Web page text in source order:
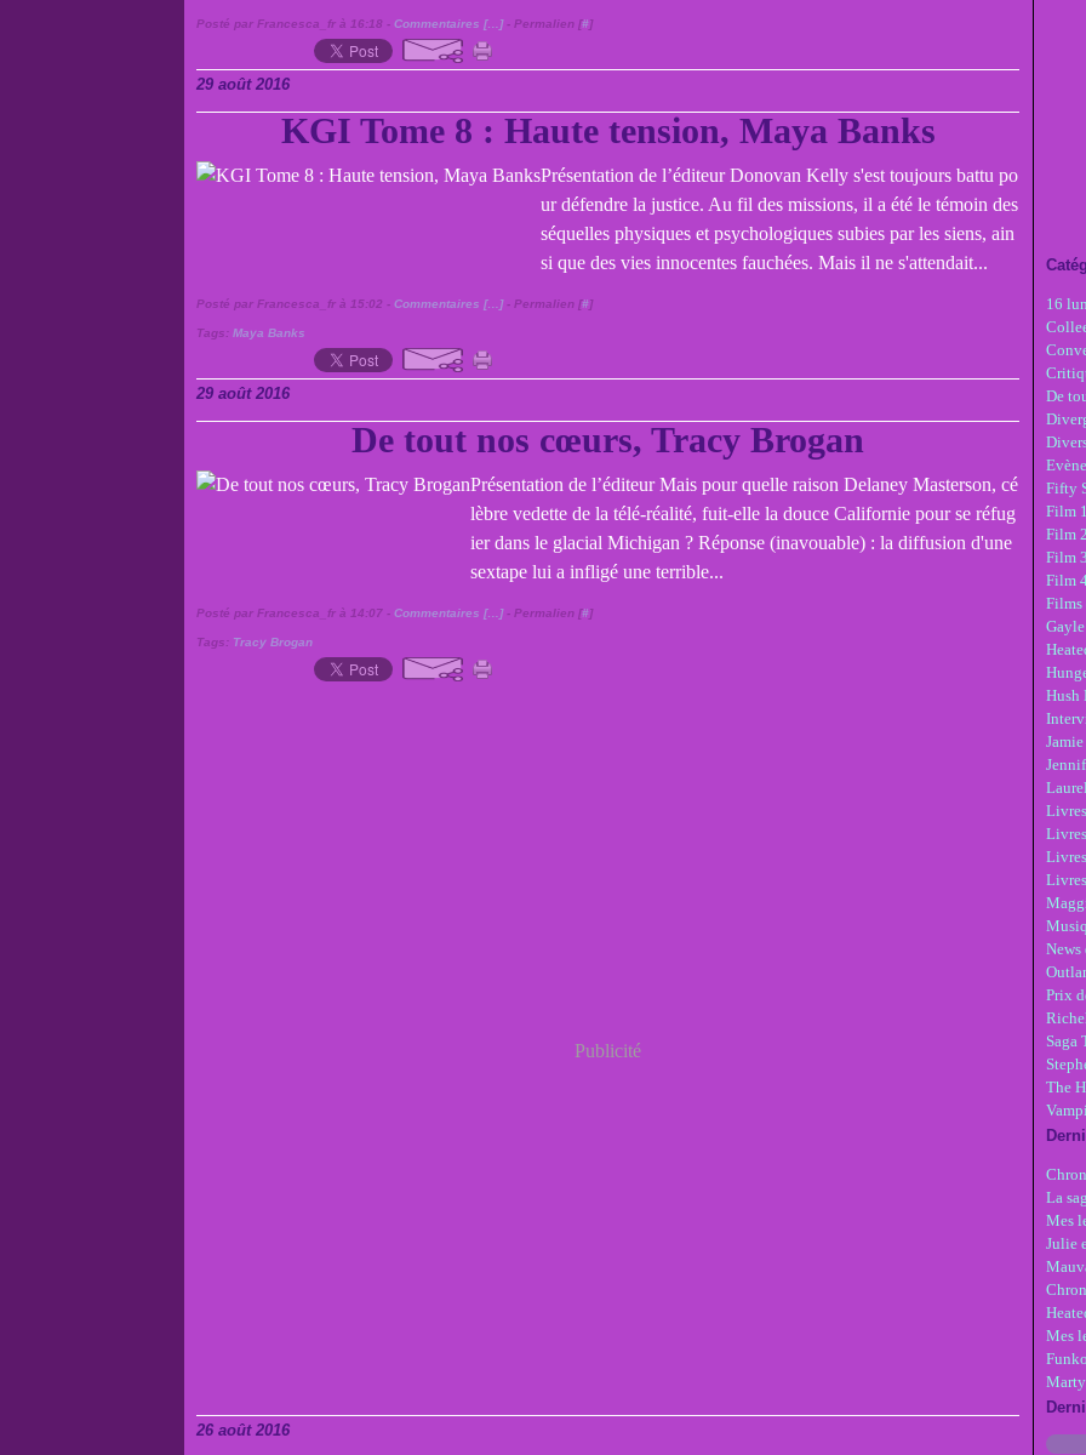
Posté par Francesca_fr à 16:18 - Commentaires [… ]- Permalien [#]
29 août 2016
KGI Tome 8 : Haute tension, Maya Banks
Présentation de l’éditeur Donovan Kelly s'est toujours battu po
ur défendre la justice. Au fil des missions, il a été le témoin des
séquelles physiques et psychologiques subies par les siens, ain
si que des vies innocentes fauchées. Mais il ne s'attendait...
Posté par Francesca_fr à 15:02 - Commentaires [… ]- Permalien [#]
Tags: Maya Banks
29 août 2016
De tout nos cœurs, Tracy Brogan
Présentation de l’éditeur Mais pour quelle raison Delaney Masterson, cé
lèbre vedette de la télé-réalité, fuit-elle la douce Californie pour se réfug
ier dans le glacial Michigan ? Réponse (inavouable) : la diffusion d'une
sextape lui a infligé une terrible...
Posté par Francesca_fr à 14:07 - Commentaires [… ]- Permalien [#]
Tags: Tracy Brogan
Publicité
26 août 2016
16
De
Fifty
Film
Film
Film
Film
Films
Hush
Livres
News
Prix
Saga
The
La
Mes
Julie
Mes